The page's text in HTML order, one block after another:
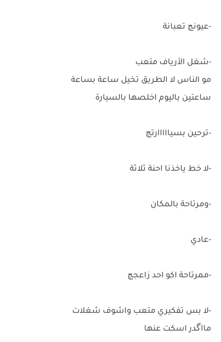
-عيونچ تعبانة
-شغل الأرياف متعب
مو الناس لا الطريق تخيل ساعة بساعة
ساعتين باليوم اخلصها بالسيارة
-ترحين بسيااااارتچ
-لا خط ياخذنا احنة ثلاثة
-ومرتاحة بالمكان
-عادي
-ممرتاحة اكو احد زاعجچ
-لا بس تفكيري متعب واشوف شغلات
مااگدر اسكت عنها